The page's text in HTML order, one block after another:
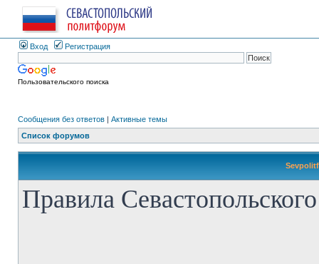
Вход Регистрация
Пользовательского поиска
Сообщения без ответов | Активные темы
Список форумов
Правила